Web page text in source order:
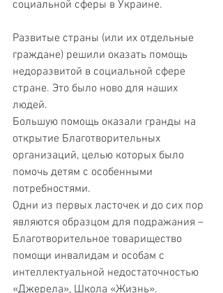
социальной сферы в Украине.
Развитые страны (или их отдельные
граждане) решили оказать помощь
недоразвитой в социальной сфере
стране. Это было ново для наших
людей.
Большую помощь оказали гранды на
открытие Благотворительных
организаций, целью которых было
помочь детям с особенными
потребностями.
Одни из первых ласточек и до сих пор
являются образцом для подражания –
Благотворительное товарищество
помощи инвалидам и особам с
интеллектуальной недостаточностью
«Джерела», Школа «Жизнь».